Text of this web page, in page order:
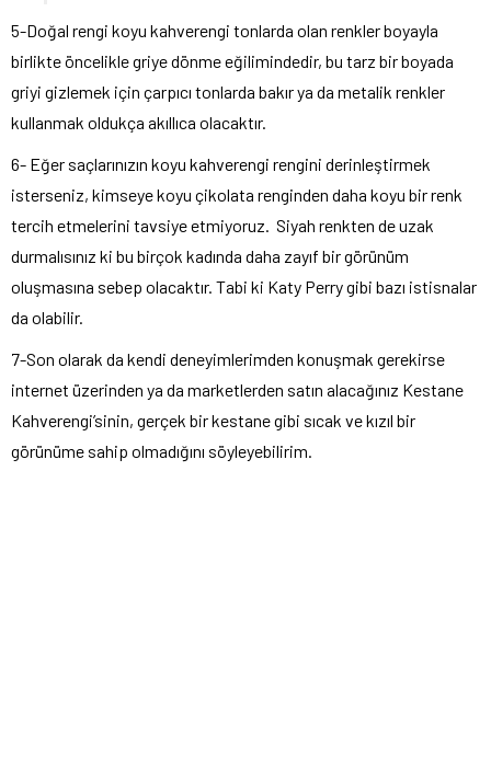
5-Doğal rengi koyu kahverengi tonlarda olan renkler boyayla
birlikte öncelikle griye dönme eğilimindedir, bu tarz bir boyada
griyi gizlemek için çarpıcı tonlarda bakır ya da metalik renkler
kullanmak oldukça akıllıca olacaktır.
6- Eğer saçlarınızın koyu kahverengi rengini derinleştirmek
isterseniz, kimseye koyu çikolata renginden daha koyu bir renk
tercih etmelerini tavsiye etmiyoruz. Siyah renkten de uzak
durmalısınız ki bu birçok kadında daha zayıf bir görünüm
oluşmasına sebep olacaktır. Tabi ki Katy Perry gibi bazı istisnalar
da olabilir.
7-Son olarak da kendi deneyimlerimden konuşmak gerekirse
internet üzerinden ya da marketlerden satın alacağınız Kestane
Kahverengi’sinin, gerçek bir kestane gibi sıcak ve kızıl bir
görünüme sahip olmadığını söyleyebilirim.